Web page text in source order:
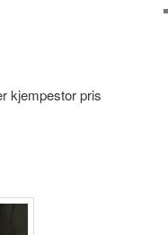
kjempestor pris